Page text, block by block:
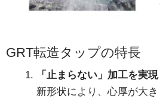
GRT転造タップの特長
「止まらない」加工を実現
新形状により、心厚が大